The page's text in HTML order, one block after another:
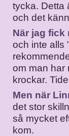
tycka. Detta
och det
När jag fick
och inte alls
om man har
krockar.
Men när
det stor
så mycket
kom.